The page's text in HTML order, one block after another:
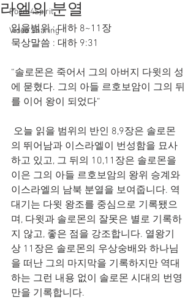
Poem4Spirit
Video Sharing
라엘의 분열
읽을범위 : 대하 8~11장
묵상말씀 : 대하 9:31
“솔로몬은 죽어서 그의 아버지 다윗의 성
에 묻혔다. 그의 아들 르호보암이 그의 뒤
를 이어 왕이 되었다”
의 뛰어남과 이스라엘이 번성함을 묘사
하고 있고, 그 뒤의 10,11장은 솔로몬을
이은 그의 아들 르호보암의 왕위 승계와
이스라엘의 남북 분열을 보여줍니다. 역
대기는 다윗 왕조를 중심으로 기록됐으
며, 다윗과 솔로몬의 잘못은 별로 기록하
지 않고, 좋은 점을 강조합니다. 열왕기
상 11장은 솔로몬의 우상숭배와 하나님
을 떠난 그의 마지막을 기록하지만 역대
하는 그런 내용 없이 솔로몬 시대의 번영
만을 기록합니다.